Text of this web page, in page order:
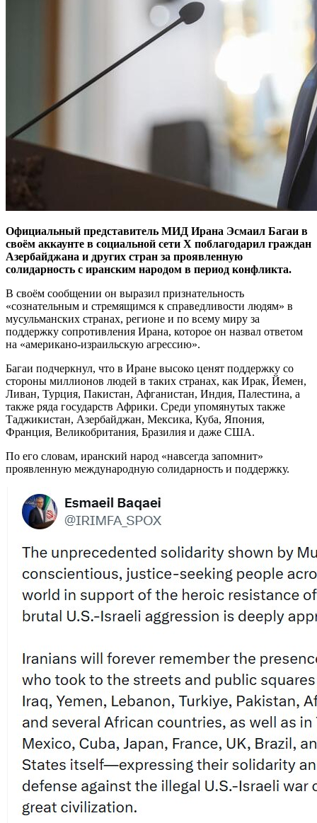
Официальный представитель МИД Ирана Эсмаил Багаи в
своём аккаунте в социальной сети X поблагодарил граждан
Азербайджана и других стран за проявленную
солидарность с иранским народом в период конфликта.
В своём сообщении он выразил признательность
«сознательным и стремящимся к справедливости людям» в
мусульманских странах, регионе и по всему миру за
поддержку сопротивления Ирана, которое он назвал ответом
на «американо-израильскую агрессию».
Багаи подчеркнул, что в Иране высоко ценят поддержку со
стороны миллионов людей в таких странах, как Ирак, Йемен,
Ливан, Турция, Пакистан, Афганистан, Индия, Палестина, а
также ряда государств Африки. Среди упомянутых также
Таджикистан, Азербайджан, Мексика, Куба, Япония,
Франция, Великобритания, Бразилия и даже США.
По его словам, иранский народ «навсегда запомнит»
проявленную международную солидарность и поддержку.